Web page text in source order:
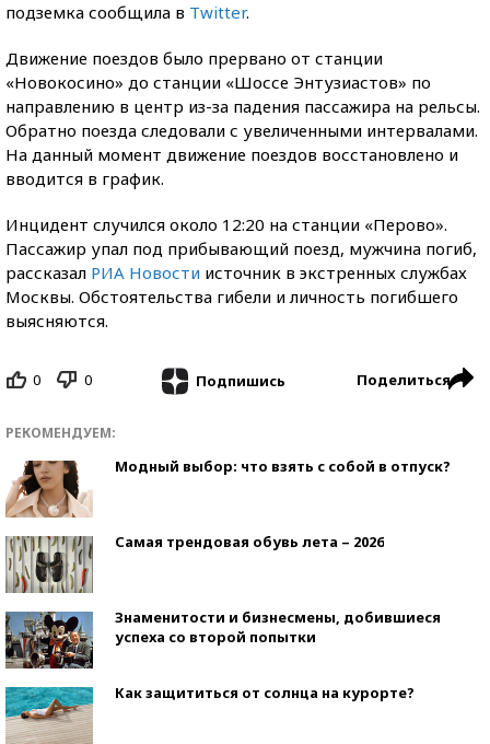
подземка сообщила в Twitter.
Движение поездов было прервано от станции
«Новокосино» до станции «Шоссе Энтузиастов» по
направлению в центр из-за падения пассажира на рельсы.
Обратно поезда следовали с увеличенными интервалами.
На данный момент движение поездов восстановлено и
вводится в график.
Инцидент случился около 12:20 на станции «Перово».
Пассажир упал под прибывающий поезд, мужчина погиб,
рассказал РИА Новости источник в экстренных службах
Москвы. Обстоятельства гибели и личность погибшего
выясняются.
0 0 Подпишись Поделиться
РЕКОМЕНДУЕМ:
Модный выбор: что взять с собой в отпуск?
Самая трендовая обувь лета – 2026
Знаменитости и бизнесмены, добившиеся
успеха со второй попытки
Как защититься от солнца на курорте?